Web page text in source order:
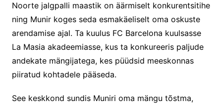
Noorte jalgpalli maastik on äärmiselt konkurentsitihe
ning Munir koges seda esmakäeliselt oma oskuste
arendamise ajal. Ta kuulus FC Barcelona kuulsasse
La Masia akadeemiasse, kus ta konkureeris paljude
andekate mängijatega, kes püüdsid meeskonnas
piiratud kohtadele pääseda.
See keskkond sundis Muniri oma mängu tõstma,